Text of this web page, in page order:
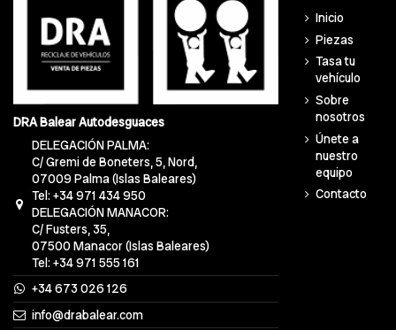
DRA Balear Autodesguaces
DELEGACIÓN PALMA:
C/ Gremi de Boneters, 5, Nord,
07009 Palma (Islas Baleares)
Tel: +34 971 434 950
DELEGACIÓN MANACOR:
C/ Fusters, 35,
07500 Manacor (Islas Baleares)
Tel: +34 971 555 161
+34 673 026 126
info@drabalear.com
Inicio
Piezas
Tasa tu
vehículo
Sobre
nosotros
Únete a
nuestro
equipo
Contacto